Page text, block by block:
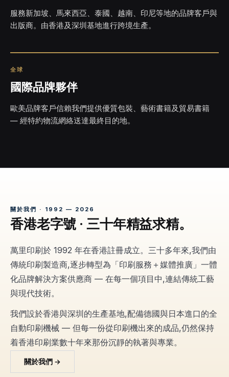
服務新加坡、馬來西亞、泰國、越南、印尼等地的品牌客戶與
出版商。由香港及深圳基地進行跨境生產。
全球
國際品牌夥伴
歐美品牌客戶信賴我們提供優質包裝、藝術書籍及貿易書籍
— 經特約物流網絡送達最終目的地。
關於我們 · 1992 — 2026
香港老字號 · 三十年精益求精。
萬里印刷於 1992 年在香港註冊成立。三十多年來,我們由
傳統印刷製造商,逐步轉型為「印刷服務＋媒體推廣」一體
化品牌解決方案供應商 — 在每一個項目中,連結傳統工藝
與現代技術。
我們設於香港與深圳的生產基地,配備德國與日本進口的全
自動印刷機械 — 但每一份從印刷機出來的成品,仍然保持
着香港印刷業數十年來那份沉靜的執著與專業。
關於我們 →